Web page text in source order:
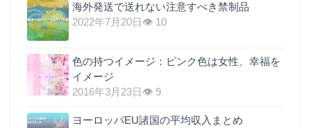
海外発送で送れない注意すべき禁制品
2022年7月20日 👁 10
色の持つイメージ：ピンク色は女性、幸福を
イメージ
2016年3月23日 👁 9
ヨーロッパEU諸国の平均収入まとめ